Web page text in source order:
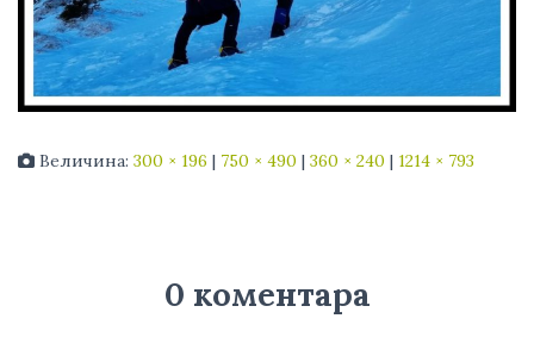
Величина: 300 × 196 | 750 × 490 | 360 × 240 | 1214 × 793
0 коментара